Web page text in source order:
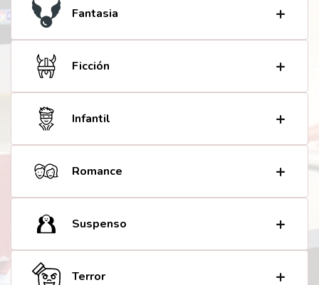
Fantasia
Ficción
Infantil
Romance
Suspenso
Terror